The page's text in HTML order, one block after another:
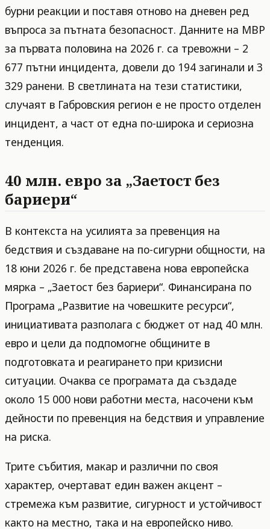
бурни реакции и поставя отново на дневен ред
въпроса за пътната безопасност. Данните на МВР
за първата половина на 2026 г. са тревожни – 2
677 пътни инцидента, довели до 194 загинали и 3
329 ранени. В светлината на тези статистики,
случаят в Габровския регион е не просто отделен
инцидент, а част от една по-широка и сериозна
тенденция.
40 млн. евро за „Заетост без
бариери“
В контекста на усилията за превенция на
бедствия и създаване на по-сигурни общности, на
18 юни 2026 г. бе представена нова европейска
мярка – „Заетост без бариери“. Финансирана по
Програма „Развитие на човешките ресурси“,
инициативата разполага с бюджет от над 40 млн.
евро и цели да подпомогне общините в
подготовката и реагирането при кризисни
ситуации. Очаква се програмата да създаде
около 15 000 нови работни места, насочени към
дейности по превенция на бедствия и управление
на риска.
Трите събития, макар и различни по своя
характер, очертават един важен акцент –
стремежа към развитие, сигурност и устойчивост
както на местно, така и на европейско ниво.